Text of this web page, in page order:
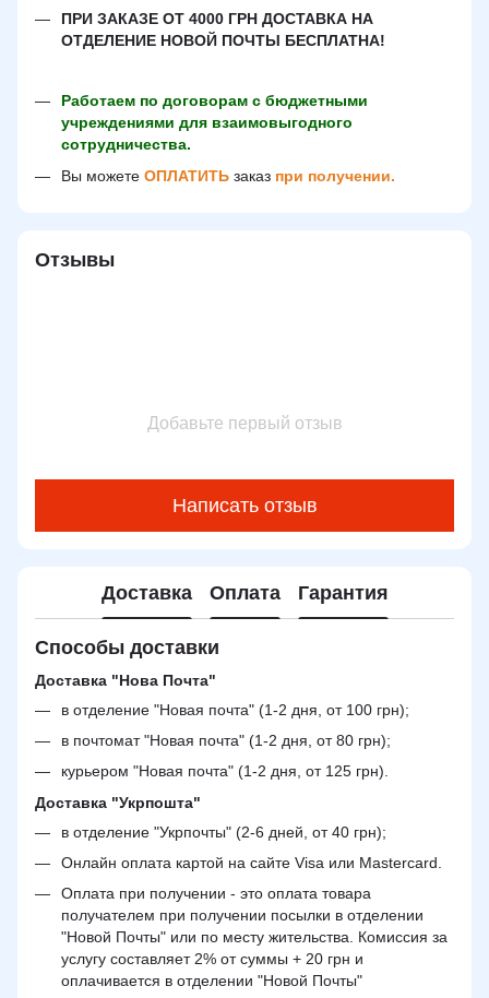
ПРИ ЗАКАЗЕ ОТ 4000 ГРН ДОСТАВКА НА
ОТДЕЛЕНИЕ НОВОЙ ПОЧТЫ БЕСПЛАТНА!
Работаем по договорам с бюджетными
учреждениями для взаимовыгодного
сотрудничества.
Вы можете ОПЛАТИТЬ заказ при получении.
Отзывы
Добавьте первый отзыв
Написать отзыв
Доставка Оплата Гарантия
Способы доставки
Доставка "Нова Почта"
в отделение "Новая почта" (1-2 дня, от 100 грн);
в почтомат "Новая почта" (1-2 дня, от 80 грн);
курьером "Новая почта" (1-2 дня, от 125 грн).
Доставка "Укрпошта"
в отделение "Укрпочты" (2-6 дней, от 40 грн);
Онлайн оплата картой на сайте Visa или Mastercard.
Оплата при получении - это оплата товара
получателем при получении посылки в отделении
"Новой Почты" или по месту жительства. Комиссия за
услугу составляет 2% от суммы + 20 грн и
оплачивается в отделении "Новой Почты"